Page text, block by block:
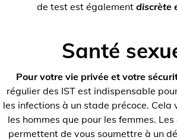
de test est également discrète
Santé
Pour votre vie privée et votre
régulier des IST est indispensable
les infections à un stade précoce. Cela
les hommes que pour les femmes.
permettent de vous soumettre à un